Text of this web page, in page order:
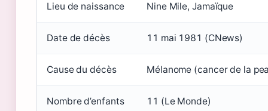
Lieu de naissance Nine Mile, Jamaïque
Date de décès 11 mai 1981 (CNews)
Cause du décès Mélanome (cancer de la
Nombre d’enfants 11 (Le Monde)